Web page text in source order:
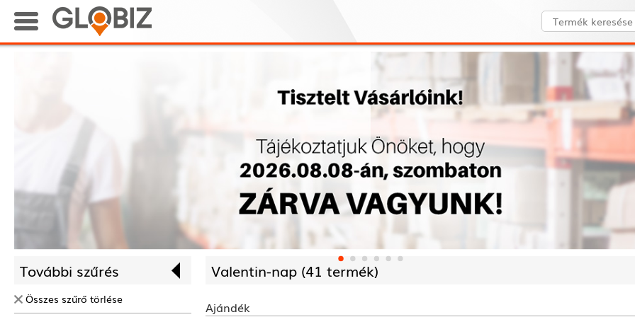
További szűrés
Összes szűrő törlése
Valentin-nap (41 termék)
Ajándék